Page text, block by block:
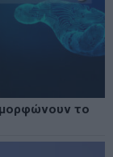
το